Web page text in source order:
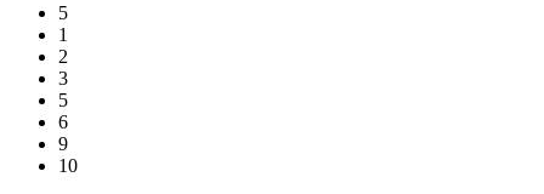
5
1
2
3
5
6
9
10